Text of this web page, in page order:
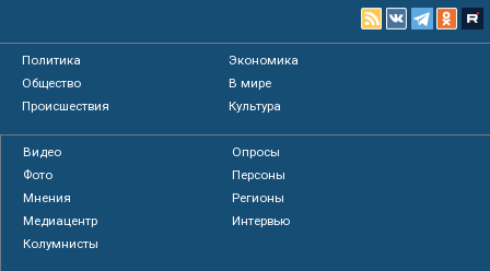
Политика
Экономика
Общество
В мире
Происшествия
Культура
Видео
Опросы
Фото
Персоны
Мнения
Регионы
Медиацентр
Интервью
Колумнисты